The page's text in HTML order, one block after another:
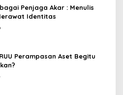
Penjaga Akar : Menulis
Identitas
Perampasan Aset Begitu